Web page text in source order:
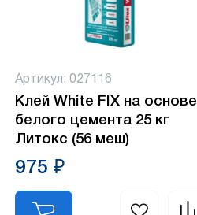
Артикул: 027116
Клей White FIX на основе
белого цемента 25 кг
Литокс (56 меш)
975 ₽